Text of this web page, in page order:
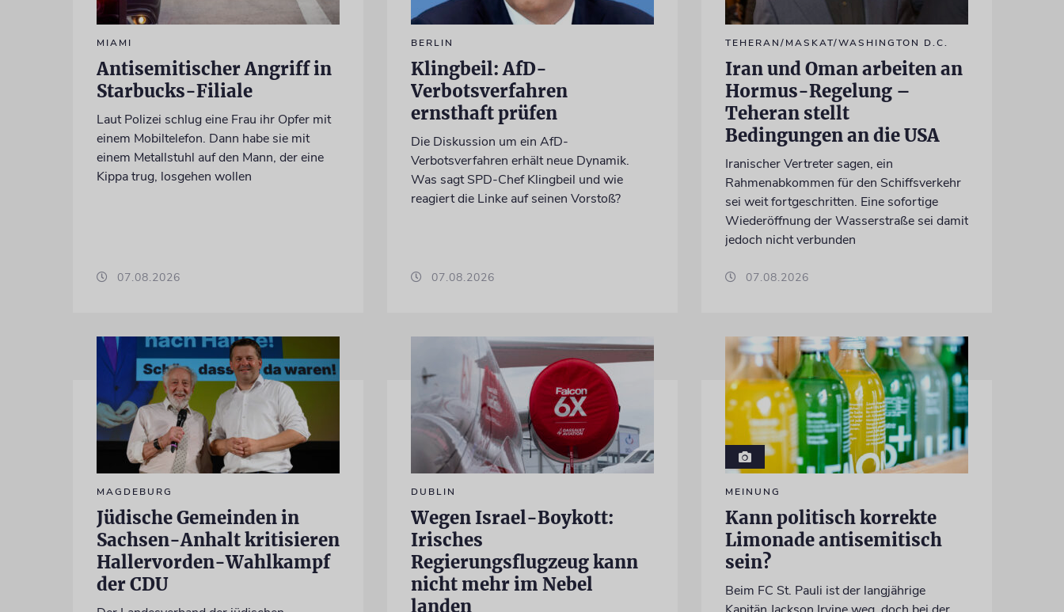
MIAMI
Antisemitischer Angriff in
Starbucks-Filiale
Laut Polizei schlug eine Frau ihr Opfer mit
einem Mobiltelefon. Dann habe sie mit
einem Metallstuhl auf den Mann, der eine
Kippa trug, losgehen wollen
07.08.2026
BERLIN
Klingbeil: AfD-
Verbotsverfahren
ernsthaft prüfen
Die Diskussion um ein AfD-
Verbotsverfahren erhält neue Dynamik.
Was sagt SPD-Chef Klingbeil und wie
reagiert die Linke auf seinen Vorstoß?
07.08.2026
TEHERAN/MASKAT/WASHINGTON D.C.
Iran und Oman arbeiten an
Hormus-Regelung –
Teheran stellt
Bedingungen an die USA
Iranischer Vertreter sagen, ein
Rahmenabkommen für den Schiffsverkehr
sei weit fortgeschritten. Eine sofortige
Wiederöffnung der Wasserstraße sei damit
jedoch nicht verbunden
07.08.2026
MAGDEBURG
Jüdische Gemeinden in
Sachsen-Anhalt kritisieren
Hallervorden-Wahlkampf
der CDU
DUBLIN
Wegen Israel-Boykott:
Irisches
Regierungsflugzeug kann
nicht mehr im Nebel
landen
MEINUNG
Kann politisch korrekte
Limonade antisemitisch
sein?
Beim FC St. Pauli ist der langjährige